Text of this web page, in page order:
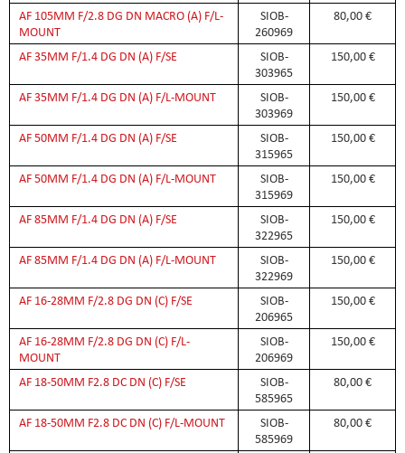
AF 105MM F/2.8 DG DN MACRO (A) F/L-
MOUNT
SIOB-
260969
80,00 €
AF 35MM F/1.4 DG DN (A) F/SE
SIOB-
303965
150,00 €
AF 35MM F/1.4 DG DN (A) F/L-MOUNT
SIOB-
303969
150,00 €
AF 50MM F/1.4 DG DN (A) F/SE
SIOB-
315965
150,00 €
AF 50MM F/1.4 DG DN (A) F/L-MOUNT
SIOB-
315969
150,00 €
AF 85MM F/1.4 DG DN (A) F/SE
SIOB-
322965
150,00 €
AF 85MM F/1.4 DG DN (A) F/L-MOUNT
SIOB-
322969
150,00 €
AF 16-28MM F/2.8 DG DN (C) F/SE
SIOB-
206965
150,00 €
AF 16-28MM F/2.8 DG DN (C) F/L-
MOUNT
SIOB-
206969
150,00 €
AF 18-50MM F2.8 DC DN (C) F/SE
SIOB-
585965
80,00 €
AF 18-50MM F2.8 DC DN (C) F/L-MOUNT
SIOB-
585969
80,00 €